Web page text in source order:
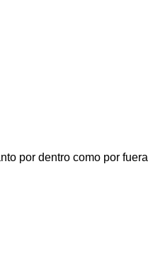
por dentro como por